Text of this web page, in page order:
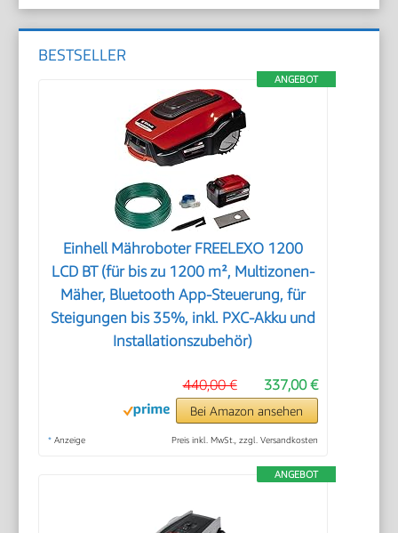
BESTSELLER
ANGEBOT
Einhell Mähroboter FREELEXO 1200
LCD BT (für bis zu 1200 m², Multizonen-
Mäher, Bluetooth App-Steuerung, für
Steigungen bis 35%, inkl. PXC-Akku und
Installationszubehör)
337,00 €
440,00 €
Bei Amazon ansehen
* Anzeige Preis inkl. MwSt., zzgl. Versandkosten
ANGEBOT